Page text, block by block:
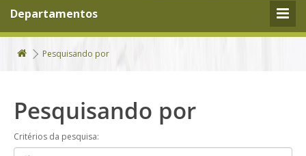
Departamentos
Pesquisando por
Pesquisando por
Critérios da pesquisa: